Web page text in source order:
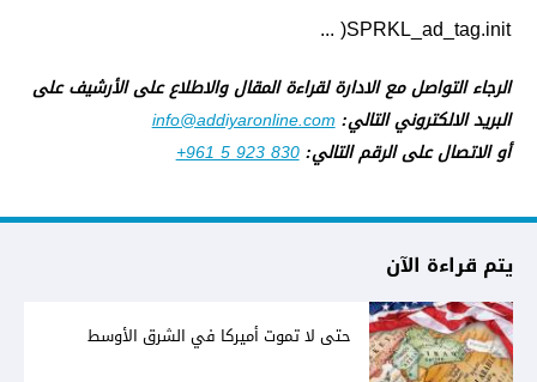
SPRKL_ad_tag.init( ...
الرجاء التواصل مع الادارة لقراءة المقال والاطلاع على الأرشيف على
البريد الالكتروني التالي:info@addiyaronline.com
أو الاتصال على الرقم التالي:+961 5 923 830
يتم قراءة الآن
حتى لا تموت أميركا في الشرق الأوسط